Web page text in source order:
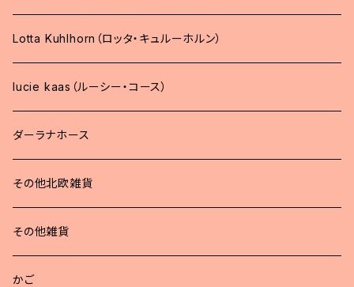
Lotta Kuhlhorn（ロッタ・キュルーホルン）
lucie kaas（ルーシー・コース）
ダーラナホース
その他北欧雑貨
その他雑貨
かご